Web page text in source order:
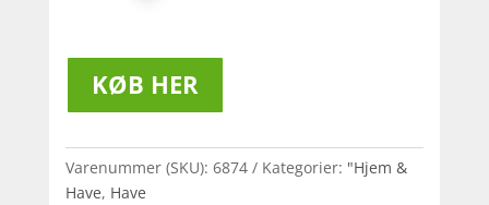
KØB HER
Varenummer (SKU): 6874 Kategorier: "Hjem &
Have, Have